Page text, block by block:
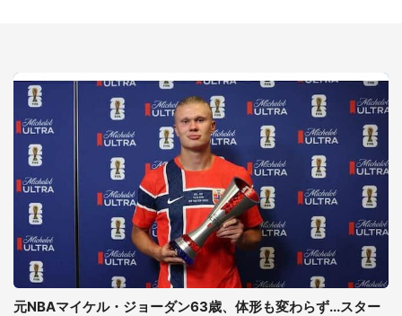
元NBAマイケル・ジョーダン63歳、体形も変わらず...スター